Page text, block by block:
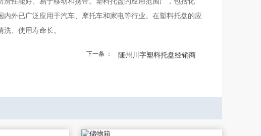
外已广泛应用于汽车、摩托车和家电等行业。在塑料托盘的应
、使用寿命长。
下一条 ： 随州川字塑料托盘经销商